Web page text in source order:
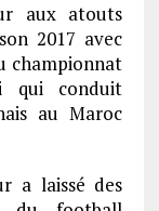
aux atouts
2017 avec
championnat
qui conduit
au Maroc
a laissé des